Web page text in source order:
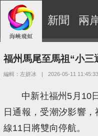
新聞 兩
福州馬尾至馬祖“小
編輯：左妍冰 | 2026-05-11 11:45:33
中新社福州5月10
日通報，受潮汐影響，
線11日將雙向停航。